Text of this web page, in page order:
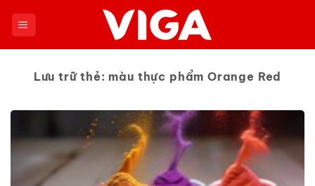
Lưu trữ thẻ: màu thực phẩm Orange Red